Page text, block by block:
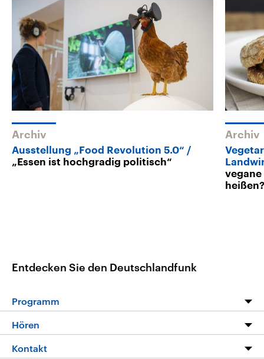
Archiv
Ausstellung „Food Revolution 5.0“
„Essen ist hochgradig politisch“
Archiv
Entdecken Sie den Deutschlandfunk
Programm
Programm
Hören
Livestream
Kontakt